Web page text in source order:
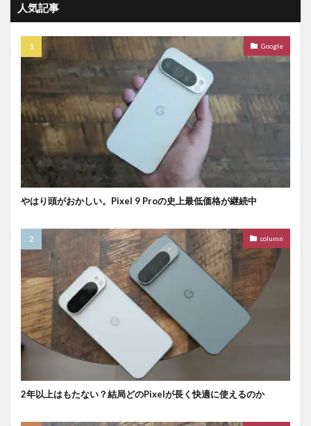
人気記事
Google
やはり頭がおかしい。Pixel 9 Proの史上最低価格が継続中
column
2年以上はもたない？結局どのPixelが長く快適に使えるのか